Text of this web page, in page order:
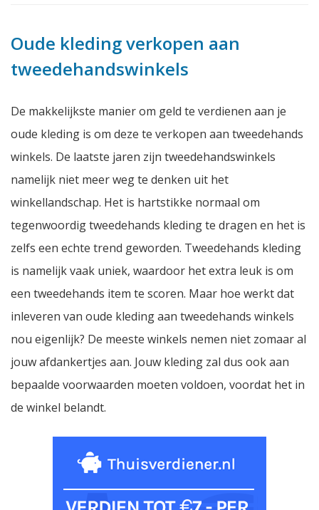
Oude kleding verkopen aan
tweedehandswinkels
De makkelijkste manier om geld te verdienen aan je
oude kleding is om deze te verkopen aan tweedehands
winkels. De laatste jaren zijn tweedehandswinkels
namelijk niet meer weg te denken uit het
winkellandschap. Het is hartstikke normaal om
tegenwoordig tweedehands kleding te dragen en het is
zelfs een echte trend geworden. Tweedehands kleding
is namelijk vaak uniek, waardoor het extra leuk is om
een tweedehands item te scoren. Maar hoe werkt dat
inleveren van oude kleding aan tweedehands winkels
nou eigenlijk? De meeste winkels nemen niet zomaar al
jouw afdankertjes aan. Jouw kleding zal dus ook aan
bepaalde voorwaarden moeten voldoen, voordat het in
de winkel belandt.